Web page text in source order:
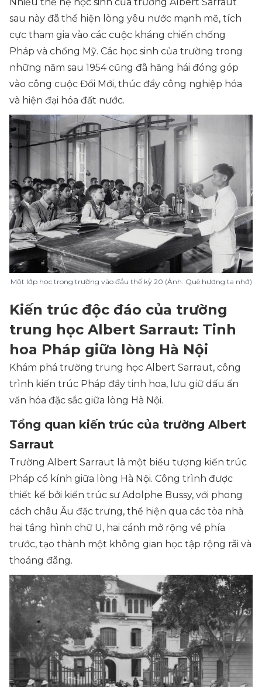
sau này đã thể hiện lòng yêu nước mạnh mẽ, tích
cực tham gia vào các cuộc kháng chiến chống
Pháp và chống Mỹ. Các học sinh của trường trong
những năm sau 1954 cũng đã hăng hái đóng góp
vào công cuộc Đổi Mới, thúc đẩy công nghiệp hóa
và hiện đại hóa đất nước.
Một lớp học trong trường vào đầu thế kỷ 20 (Ảnh: Quê hương ta nhớ)
Kiến trúc độc đáo của trường
trung học Albert Sarraut: Tinh
hoa Pháp giữa lòng Hà Nội
Khám phá trường trung học Albert Sarraut, công
trình kiến trúc Pháp đầy tinh hoa, lưu giữ dấu ấn
văn hóa đặc sắc giữa lòng Hà Nội.
Tổng quan kiến trúc của trường Albert
Sarraut
Trường Albert Sarraut là một biểu tượng kiến trúc
Pháp cổ kính giữa lòng Hà Nội. Công trình được
thiết kế bởi kiến trúc sư Adolphe Bussy, với phong
cách châu Âu đặc trưng, thể hiện qua các tòa nhà
hai tầng hình chữ U, hai cánh mở rộng về phía
trước, tạo thành một không gian học tập rộng rãi và
thoáng đãng.